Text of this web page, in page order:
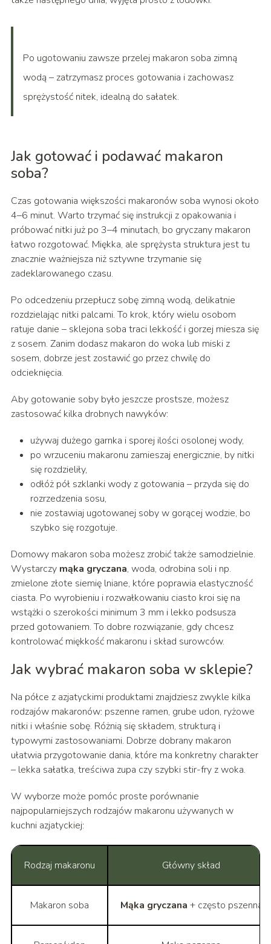
Po ugotowaniu zawsze przelej makaron soba zimną
wodą – zatrzymasz proces gotowania i zachowasz
sprężystość nitek, idealną do sałatek.
Jak gotować i podawać makaron
soba?
Czas gotowania większości makaronów soba wynosi około
4–6 minut. Warto trzymać się instrukcji z opakowania i
próbować nitki już po 3–4 minutach, bo gryczany makaron
łatwo rozgotować. Miękka, ale sprężysta struktura jest tu
znacznie ważniejsza niż sztywne trzymanie się
zadeklarowanego czasu.
Po odcedzeniu przepłucz sobę zimną wodą, delikatnie
rozdzielając nitki palcami. To krok, który wielu osobom
ratuje danie – sklejona soba traci lekkość i gorzej miesza się
z sosem. Zanim dodasz makaron do woka lub miski z
sosem, dobrze jest zostawić go przez chwilę do
odcieknięcia.
Aby gotowanie soby było jeszcze prostsze, możesz
zastosować kilka drobnych nawyków:
używaj dużego garnka i sporej ilości osolonej wody,
po wrzuceniu makaronu zamieszaj energicznie, by nitki
się rozdzieliły,
odłóż pół szklanki wody z gotowania – przyda się do
rozrzedzenia sosu,
nie zostawiaj ugotowanej soby w gorącej wodzie, bo
szybko się rozgotuje.
Domowy makaron soba możesz zrobić także samodzielnie.
Wystarczy mąka gryczana, woda, odrobina soli i np.
zmielone złote siemię lniane, które poprawia elastyczność
ciasta. Po wyrobieniu i rozwałkowaniu ciasto kroi się na
wstążki o szerokości minimum 3 mm i lekko podsusza
przed gotowaniem. To dobre rozwiązanie, gdy chcesz
kontrolować miękkość makaronu i skład surowców.
Jak wybrać makaron soba w sklepie?
Na półce z azjatyckimi produktami znajdziesz zwykle kilka
rodzajów makaronów: pszenne ramen, grube udon, ryżowe
nitki i właśnie sobę. Różnią się składem, strukturą i
typowymi zastosowaniami. Dobrze dobrany makaron
ułatwia przygotowanie dania, które ma konkretny charakter
– lekka sałatka, treściwa zupa czy szybki stir-fry z woka.
W wyborze może pomóc proste porównanie
najpopularniejszych rodzajów makaronu używanych w
kuchni azjatyckiej:
Rodzaj makaronu Główny skład
Makaron soba Mąka gryczana + często pszenna